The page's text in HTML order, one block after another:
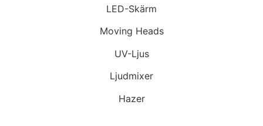
LED-Skärm
Moving Heads
UV-Ljus
Ljudmixer
Hazer